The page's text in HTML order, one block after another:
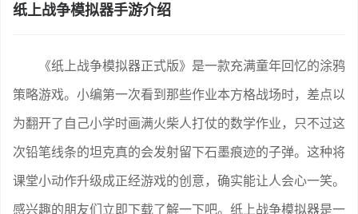
纸上战争模拟器手游介绍
《纸上战争模拟器正式版》是一款充满童年回忆的涂鸦
策略游戏。小编第一次看到那些作业本方格战场时，差点以
为翻开了自己小学时画满火柴人打仗的数学作业，只不过这
次铅笔线条的坦克真的会发射留下石墨痕迹的子弹。这种将
课堂小动作升级成正经游戏的创意，确实能让人会心一笑。
感兴趣的朋友们立即下载了解一下吧。纸上战争模拟器是一